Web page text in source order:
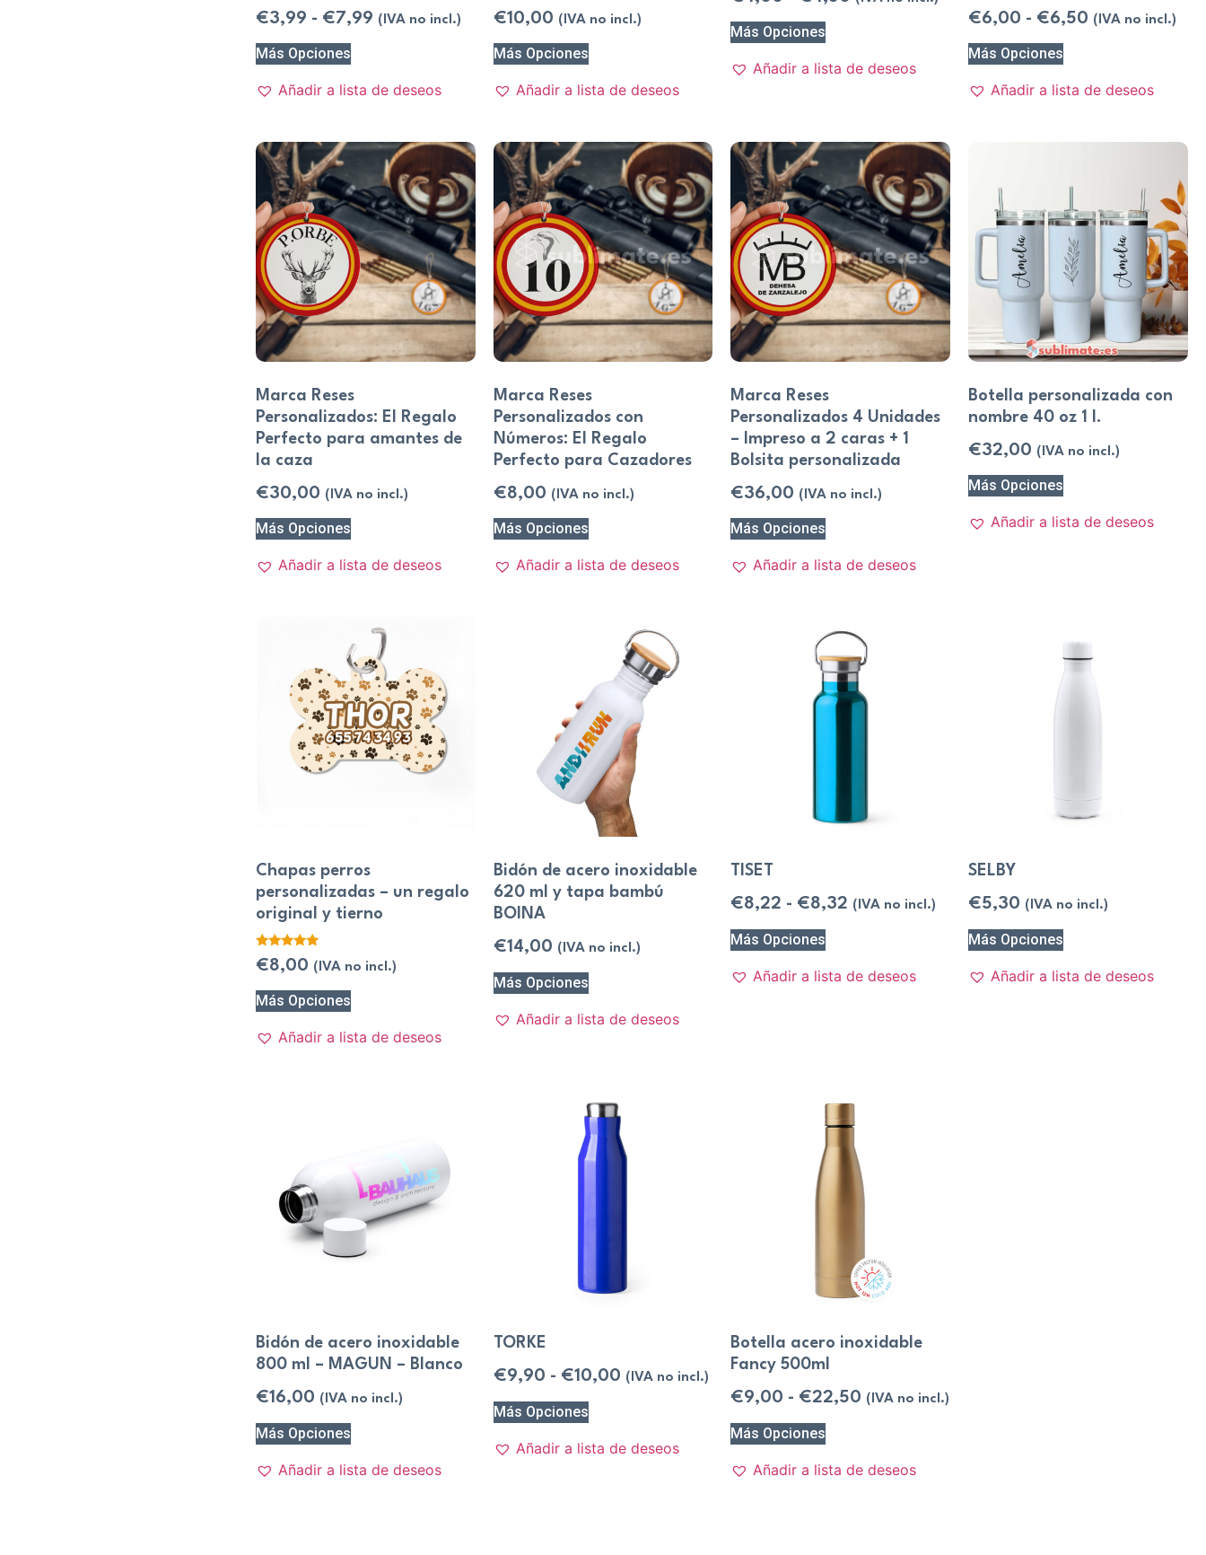
€3,99 - €7,99 (IVA no incl.)
Más Opciones
Añadir a lista de deseos
€10,00 (IVA no incl.)
Más Opciones
Añadir a lista de deseos
Más Opciones
Añadir a lista de deseos
€6,00 - €6,50 (IVA no incl.)
Más Opciones
Añadir a lista de deseos
Marca Reses
Personalizados: El Regalo
Perfecto para amantes de
la caza
€30,00 (IVA no incl.)
Más Opciones
Añadir a lista de deseos
Marca Reses
Personalizados con
Números: El Regalo
Perfecto para Cazadores
€8,00 (IVA no incl.)
Más Opciones
Añadir a lista de deseos
Marca Reses
Personalizados 4 Unidades
– Impreso a 2 caras + 1
Bolsita personalizada
€36,00 (IVA no incl.)
Más Opciones
Añadir a lista de deseos
Botella personalizada con
nombre 40 oz 1 l.
€32,00 (IVA no incl.)
Más Opciones
Añadir a lista de deseos
Chapas perros
personalizadas – un regalo
original y tierno
Valorado
con
de 5
€8,00 (IVA no incl.)
Más Opciones
Añadir a lista de deseos
Bidón de acero inoxidable
620 ml y tapa bambú
BOINA
€14,00 (IVA no incl.)
Más Opciones
Añadir a lista de deseos
TISET
€8,22 - €8,32 (IVA no incl.)
Más Opciones
Añadir a lista de deseos
SELBY
€5,30 (IVA no incl.)
Más Opciones
Añadir a lista de deseos
Bidón de acero inoxidable
800 ml – MAGUN – Blanco
€16,00 (IVA no incl.)
Más Opciones
Añadir a lista de deseos
TORKE
€9,90 - €10,00 (IVA no incl.)
Más Opciones
Añadir a lista de deseos
Botella acero inoxidable
Fancy 500ml
€9,00 - €22,50 (IVA no incl.)
Más Opciones
Añadir a lista de deseos